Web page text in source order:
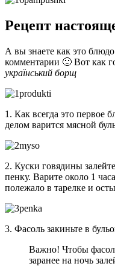
Рецепт
А вы знаете как это
комментарии 🙂 Вот как
український борщ
1. Как всегда это первое
делом варится мясной
2. Куски говядины
пенку. Варите около 1
полежало в тарелке и
3. Фасоль закиньте в
Важно! Чтобы
заранее на ночь